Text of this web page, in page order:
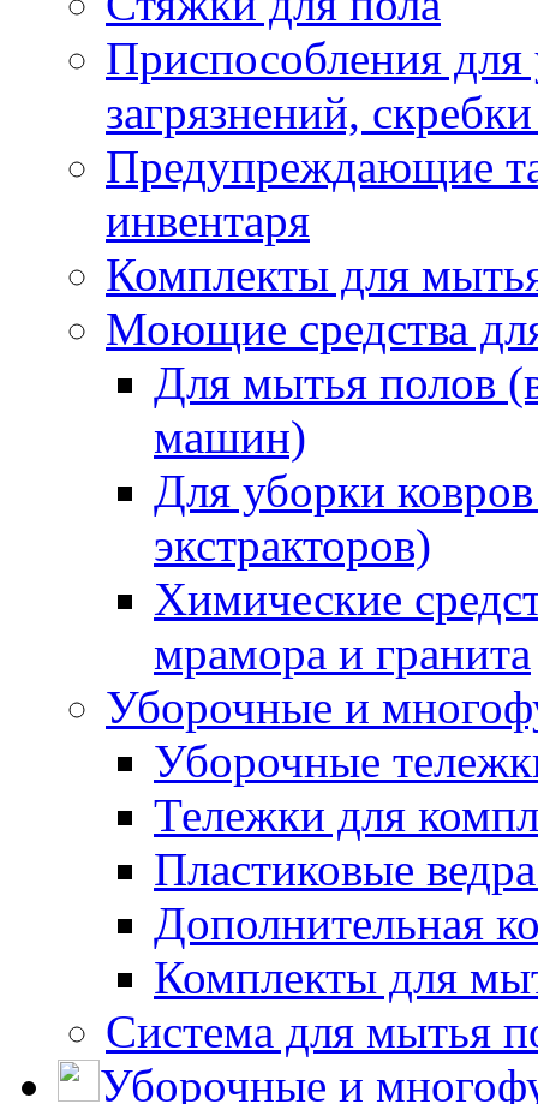
Приспособления
загрязнений,
Предупреждающие
инвентаря
Комплекты для
Моющие средства
Для мытья полов
машин)
Для уборки
экстракторов)
Химические
мрамора и гранита
Уборочные и
Уборочные
Тележки для
Пластиковые
Дополнительная
Комплекты для
Система для мытья
Уборочные и